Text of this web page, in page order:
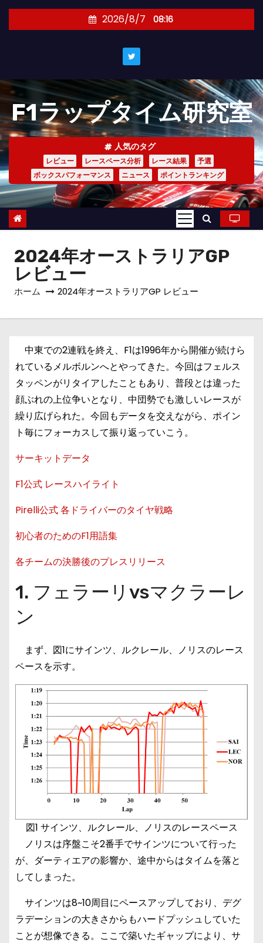
キ
ッ
プ
2026/8/7 08:16
F1ラップタイム研究室
人気のタグ
レビュー レースペース分析 レース結果
予選
ボックスパフォーマンス
ニュース ポイントランキング
2024年オーストラリアGP
レビュー
ホーム 2024年オーストラリアGP レビュー
中東での2連戦を終え、F1は1996年から開催が続けら
れているメルボルンへとやってきた。今回はフェルス
タッペンがリタイアしたこともあり、普段とは違った
顔ぶれの上位争いとなり、中団勢でも激しいレースが
繰り広げられた。今回もデータを交えながら、ポイン
ト毎にフォーカスして振り返っていこう。
サーキットデータ
F1公式 レースハイライト
Pirelli公式 各ドライバーのタイヤ戦略
初心者のためのF1用語集
各チームの決勝後のプレスリリース
1. フェラーリvsマクラーレ
ン
まず、図1にサインツ、ルクレール、ノリスのレース
ペースを示す。
図1 サインツ、ルクレール、ノリスのレースペース
ノリスは序盤こそ2番手でサインツについて行った
が、ダーティエアの影響か、途中からはタイムを落と
してしまった。
サインツは8~10周目にペースアップしており、デグ
ラデーションの大きさからもハードプッシュしていた
ことが想像できる。ここで築いたギャップにより、サ